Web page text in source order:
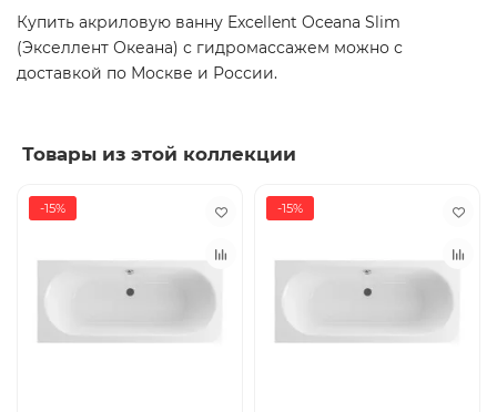
Купить акриловую ванну Excellent Oceana Slim
(Экселлент Океана) с гидромассажем можно с
доставкой по Москве и России.
Товары из этой коллекции
-15% -15%